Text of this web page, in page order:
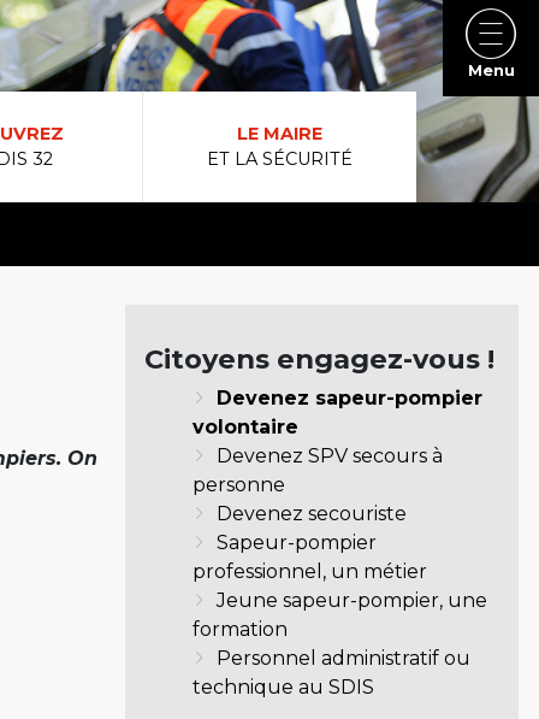
32
LE MAIRE
ET LA SÉCURITÉ
On
Citoyens engagez-vous !
Devenez sapeur-pompier
volontaire
Devenez SPV secours à
personne
Devenez secouriste
Sapeur-pompier
professionnel, un métier
Jeune sapeur-pompier, une
formation
Personnel administratif ou
technique au SDIS
Menu